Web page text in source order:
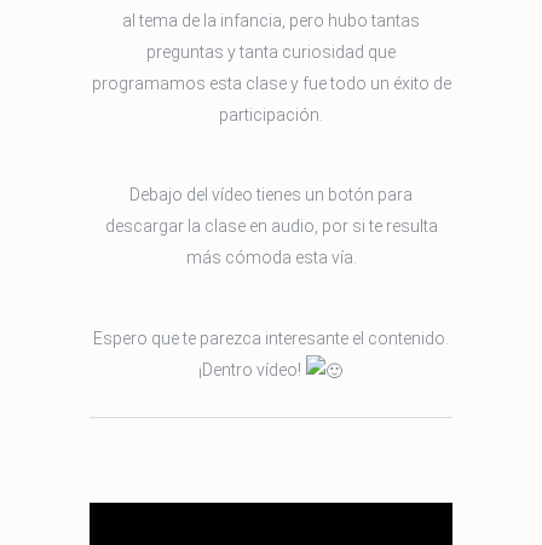
al tema de la infancia, pero hubo tantas
preguntas y tanta curiosidad que
programamos esta clase y fue todo un éxito de
participación.
Debajo del vídeo tienes un botón para
descargar la clase en audio, por si te resulta
más cómoda esta vía.
Espero que te parezca interesante el contenido.
¡Dentro vídeo!